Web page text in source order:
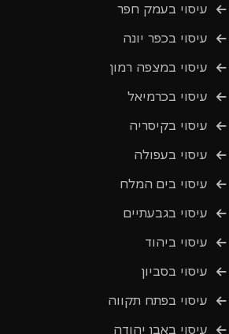
עיסוי בעמק חפר
עיסוי בכפר יונה
עיסוי במצפה רמון
עיסוי בכרמיאל
עיסוי בקיסריה
עיסוי בעפולה
עיסוי בים המלח
עיסוי בגבעתיים
עיסוי ביהוד
עיסוי בסביון
עיסוי בפתח תקווה
עיסוי באבן יהודה